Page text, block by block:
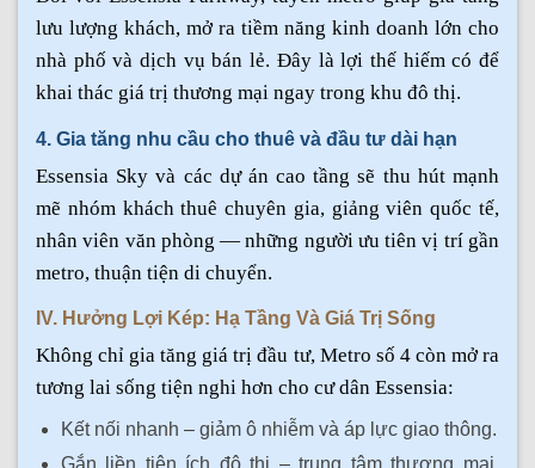
lưu lượng khách, mở ra tiềm năng kinh doanh lớn cho
nhà phố và dịch vụ bán lẻ. Đây là lợi thế hiếm có để
khai thác giá trị thương mại ngay trong khu đô thị.
4. Gia tăng nhu cầu cho thuê và đầu tư dài hạn
Essensia Sky và các dự án cao tầng sẽ thu hút mạnh
mẽ nhóm khách thuê chuyên gia, giảng viên quốc tế,
nhân viên văn phòng — những người ưu tiên vị trí gần
metro, thuận tiện di chuyển.
IV. Hưởng Lợi Kép: Hạ Tầng Và Giá Trị Sống
Không chỉ gia tăng giá trị đầu tư, Metro số 4 còn mở ra
tương lai sống tiện nghi hơn cho cư dân Essensia:
Kết nối nhanh – giảm ô nhiễm và áp lực giao thông.
Gắn liền tiện ích đô thị – trung tâm thương mại,